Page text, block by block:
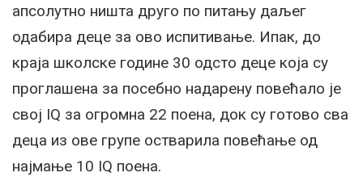
апсолутно ништа друго по питању даљег
одабира деце за ово испитивање. Ипак, до
краја школске године 30 одсто деце која су
проглашена за посебно надарену повећало је
свој IQ за огромна 22 поена, док су готово сва
деца из ове групе остварила повећање од
најмање 10 IQ поена.